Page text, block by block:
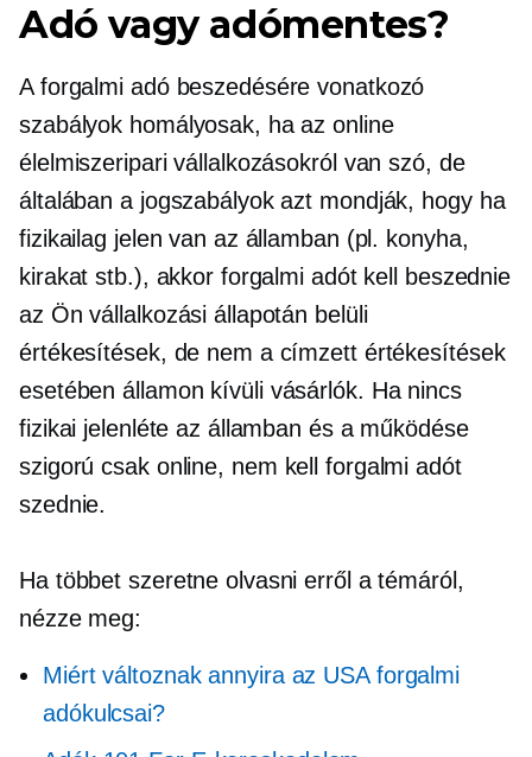
Adó vagy adómentes?
A forgalmi adó beszedésére vonatkozó
szabályok homályosak, ha az online
élelmiszeripari vállalkozásokról van szó, de
általában a jogszabályok azt mondják, hogy ha
fizikailag jelen van az államban (pl. konyha,
kirakat stb.), akkor forgalmi adót kell beszednie
az Ön vállalkozási állapotán belüli
értékesítések, de nem a címzett értékesítések
esetébenállamon kívülivásárlók. Ha nincs
fizikai jelenléte az államban és a működése
szigorúcsak online, nem kell forgalmi adót
szednie.
Ha többet szeretne olvasni erről a témáról,
nézze meg:
Miért változnak annyira az USA forgalmi
adókulcsai?